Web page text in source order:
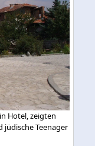
Hotel, zeigten
jüdische Teenager